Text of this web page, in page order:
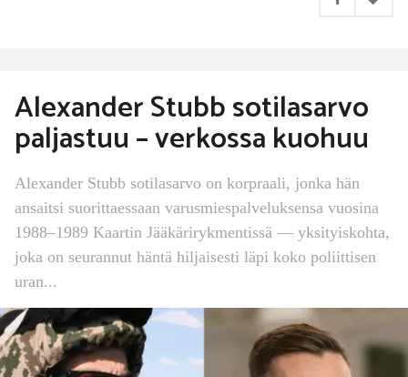
Alexander Stubb sotilasarvo
paljastuu – verkossa kuohuu
Alexander Stubb sotilasarvo on korpraali, jonka hän
ansaitsi suorittaessaan varusmiespalveluksensa vuosina
1988–1989 Kaartin Jääkärirykmentissä — yksityiskohta,
joka on seurannut häntä hiljaisesti läpi koko poliittisen
uran...